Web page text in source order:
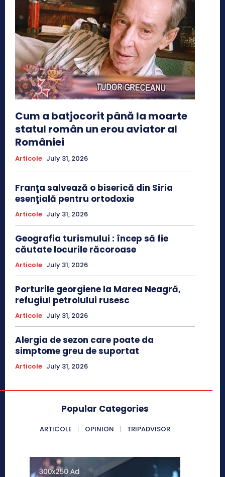
Cum a batjocorit până la moarte
statul român un erou aviator al
României
Articole July 31, 2026
Franţa salvează o biserică din Siria
esenţială pentru ortodoxie
Articole July 31, 2026
Geografia turismului : încep să fie
căutate locurile răcoroase
Articole July 31, 2026
Porturile georgiene la Marea Neagră,
refugiul petrolului rusesc
Articole July 31, 2026
Alergia de sezon care poate da
simptome greu de suportat
Articole July 31, 2026
Popular Categories
ARTICOLE OPINION TRIPADVISOR